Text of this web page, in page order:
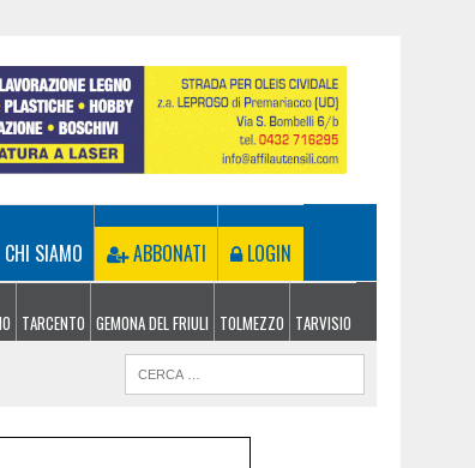
CHI SIAMO ABBONATI LOGIN
TARCENTO GEMONA DEL FRIULI TOLMEZZO TARVISIO